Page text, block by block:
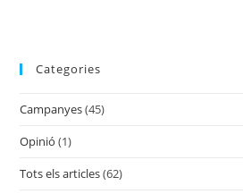
Categories
Campanyes(45)
Opinió (1)
Tots els articles(62)